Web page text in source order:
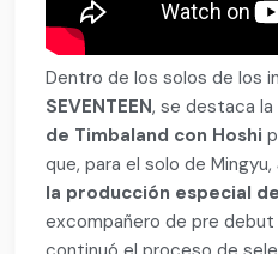
Dentro de los solos de los
SEVENTEEN, se destaca la
de Timbaland con Hoshi
que, para el solo de Mingyu,
la producción especial
excompañero de pre